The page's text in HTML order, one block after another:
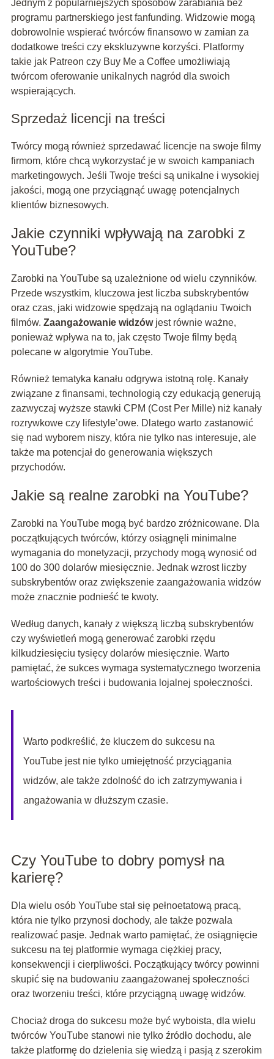
Jednym z popularniejszych sposobów zarabiania bez
programu partnerskiego jest fanfunding. Widzowie mogą
dobrowolnie wspierać twórców finansowo w zamian za
dodatkowe treści czy ekskluzywne korzyści. Platformy
takie jak Patreon czy Buy Me a Coffee umożliwiają
twórcom oferowanie unikalnych nagród dla swoich
wspierających.
Sprzedaż licencji na treści
Twórcy mogą również sprzedawać licencje na swoje filmy
firmom, które chcą wykorzystać je w swoich kampaniach
marketingowych. Jeśli Twoje treści są unikalne i wysokiej
jakości, mogą one przyciągnąć uwagę potencjalnych
klientów biznesowych.
Jakie czynniki wpływają na zarobki z
YouTube?
Zarobki na YouTube są uzależnione od wielu czynników.
Przede wszystkim, kluczowa jest liczba subskrybentów
oraz czas, jaki widzowie spędzają na oglądaniu Twoich
filmów. Zaangażowanie widzówjest równie ważne,
ponieważ wpływa na to, jak często Twoje filmy będą
polecane w algorytmie YouTube.
Również tematyka kanału odgrywa istotną rolę. Kanały
związane z finansami, technologią czy edukacją generują
zazwyczaj wyższe stawki CPM (Cost Per Mille) niż kanały
rozrywkowe czy lifestyle’owe. Dlatego warto zastanowić
się nad wyborem niszy, która nie tylko nas interesuje, ale
także ma potencjał do generowania większych
przychodów.
Jakie są realne zarobki na YouTube?
Zarobki na YouTube mogą być bardzo zróżnicowane. Dla
początkujących twórców, którzy osiągnęli minimalne
wymagania do monetyzacji, przychody mogą wynosić od
100 do 300 dolarów miesięcznie. Jednak wzrost liczby
subskrybentów oraz zwiększenie zaangażowania widzów
może znacznie podnieść te kwoty.
Według danych, kanały z większą liczbą subskrybentów
czy wyświetleń mogą generować zarobki rzędu
kilkudziesięciu tysięcy dolarów miesięcznie. Warto
pamiętać, że sukces wymaga systematycznego tworzenia
wartościowych treści i budowania lojalnej społeczności.
Warto podkreślić, że kluczem do sukcesu na
YouTube jest nie tylko umiejętność przyciągania
widzów, ale także zdolność do ich zatrzymywania i
angażowania w dłuższym czasie.
Czy YouTube to dobry pomysł na
karierę?
Dla wielu osób YouTube stał się pełnoetatową pracą,
która nie tylko przynosi dochody, ale także pozwala
realizować pasje. Jednak warto pamiętać, że osiągnięcie
sukcesu na tej platformie wymaga ciężkiej pracy,
konsekwencji i cierpliwości. Początkujący twórcy powinni
skupić się na budowaniu zaangażowanej społeczności
oraz tworzeniu treści, które przyciągną uwagę widzów.
Chociaż droga do sukcesu może być wyboista, dla wielu
twórców YouTube stanowi nie tylko źródło dochodu, ale
także platformę do dzielenia się wiedzą i pasją z szerokim